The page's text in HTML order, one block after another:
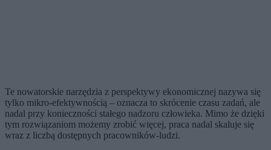
Te nowatorskie narzędzia z perspektywy ekonomicznej nazywa się
tylko mikro-efektywnością – oznacza to skrócenie czasu zadań, ale
nadal przy konieczności stałego nadzoru człowieka. Mimo że dzięki
tym rozwiązaniom możemy zrobić więcej, praca nadal skaluje się
wraz z liczbą dostępnych pracowników-ludzi.